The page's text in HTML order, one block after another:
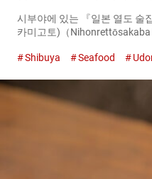
시부야에 있는 『일본 열도 술
카미고토)（Nihonrettōsakaba
있는 가게입니다. 이 가게에서
로 진수성찬！ 가미고토 명물
Seafood Bowl）』이란？ 점
는 『카이센 곳츠돈（Gottsu-
대표하는 명물 요리. ‘고츠’ 는
는 말로 고토우 열도에서 잡힌
용한 덮밥입니다. 『카이센
Seafood Bowl）』 ３,８０
Shibuya Seafood